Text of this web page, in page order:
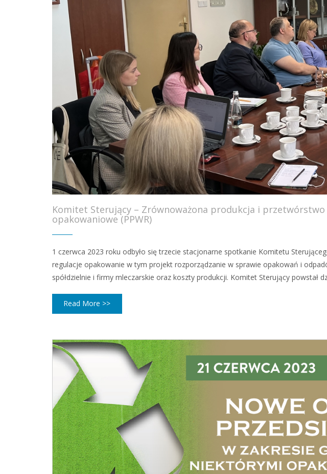
Komitet Sterujący – Zrównoważona produkcja i
opakowaniowe (PPWR)
1 czerwca 2023 roku odbyło się trzecie stacjonarne spotkanie Komitetu
regulacje opakowanie w tym projekt rozporządzanie w sprawie opakowań i
spółdzielnie i firmy mleczarskie oraz koszty produkcji. Komitet Sterujący powstał
Read More >>